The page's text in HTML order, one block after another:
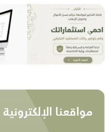
Next
مواقعنا الإلكترونية